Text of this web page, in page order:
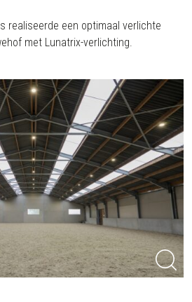
realiseerde een optimaal verlichte
met Lunatrix-verlichting.